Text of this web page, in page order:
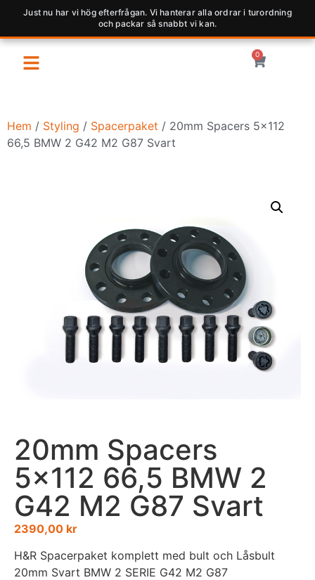
Just nu har vi hög efterfrågan. Vi hanterar alla ordrar i turordning
och packar så snabbt vi kan.
0
Hem / Styling / Spacerpaket / 20mm Spacers 5×112
66,5 BMW 2 G42 M2 G87 Svart
20mm Spacers
5×112 66,5 BMW 2
G42 M2 G87 Svart
2390,00 kr
H&R Spacerpaket komplett med bult och Låsbult
20mm Svart BMW 2 SERIE G42 M2 G87